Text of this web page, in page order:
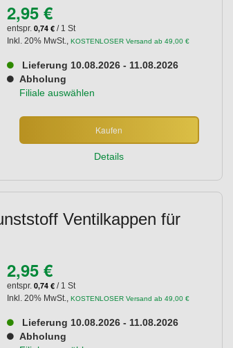
2,95 €
entspr.0,74 € / 1 St
Inkl. 20% MwSt.,KOSTENLOSER Versand ab 49,00 €
Lieferung 10.08.2026 - 11.08.2026
Abholung
Filiale auswählen
Kaufen
Details
Ventilkappen für
2,95 €
entspr.0,74 € / 1 St
Inkl. 20% MwSt.,KOSTENLOSER Versand ab 49,00 €
Lieferung 10.08.2026 - 11.08.2026
Abholung